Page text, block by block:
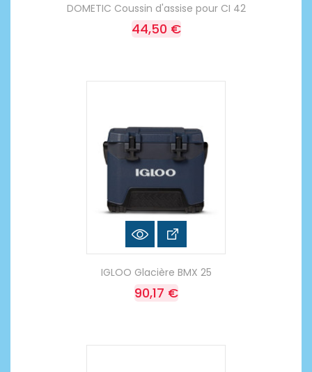
DOMETIC Coussin d'assise pour CI 42
44,50 €
IGLOO Glacière BMX 25
90,17 €